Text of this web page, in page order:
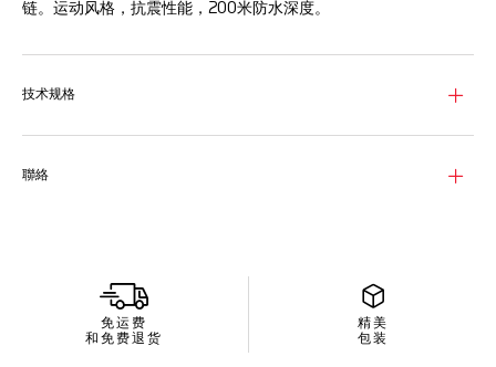
链。运动风格，抗震性能，200米防水深度。
技术规格
聯絡
免运费
和免费退货
精美
包装